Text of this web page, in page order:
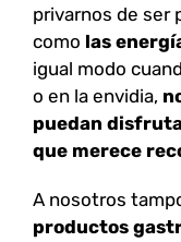
privarnos de ser
como las
igual modo
o en la envidia,
puedan
que merece
A nosotros
productos